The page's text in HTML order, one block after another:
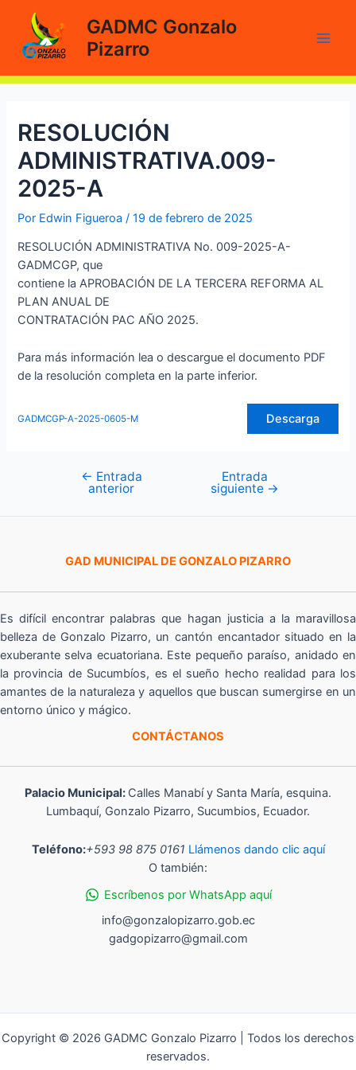
contenido
GADMC Gonzalo
Pizarro
RESOLUCIÓN
ADMINISTRATIVA.009-
2025-A
Por Edwin Figueroa/19 de febrero de 2025
RESOLUCIÓN ADMINISTRATIVA No. 009-2025-A-
GADMCGP, que
contiene la APROBACIÓN DE LA TERCERA REFORMA AL
PLAN ANUAL DE
CONTRATACIÓN PAC AÑO 2025.
Para más información lea o descargue el documento PDF
de la resolución completa en la parte inferior.
GADMCGP-A-2025-0605-M Descarga
Navegación
← Entrada
anterior
Entrada
siguiente →
GAD MUNICIPAL DE GONZALO PIZARRO
Es difícil encontrar palabras que hagan justicia a la maravillosa
belleza de Gonzalo Pizarro, un cantón encantador situado en la
exuberante selva ecuatoriana. Este pequeño paraíso, anidado en
la provincia de Sucumbíos, es el sueño hecho realidad para los
amantes de la naturaleza y aquellos que buscan sumergirse en un
entorno único y mágico.
CONTÁCTANOS
Palacio Municipal: Calles Manabí y Santa María, esquina.
Lumbaquí, Gonzalo Pizarro, Sucumbios, Ecuador.
Teléfono:+593 98 875 0161 Llámenos dando clic aquí
O también:
Escríbenos por WhatsApp aquí
info@gonzalopizarro.gob.ec
gadgopizarro@gmail.com
Copyright © 2026 GADMC Gonzalo Pizarro | Todos los derechos
reservados.